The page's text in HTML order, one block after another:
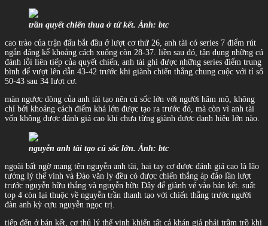
trần quyết chiến thua ở tứ kết. Ảnh: btc
cao trào của trận đấu bắt đầu ở lượt cơ thứ 26, anh tài có series 7 điểm rút
ngắn đáng kể khoảng cách xuống còn 28-37. liền sau đó, tận dụng những cú
đánh lỗi liên tiếp của quyết chiến, anh tài ghi được những series điểm trung
bình để vượt lên dẫn 43-42 trước khi giành chiến thắng chung cuộc với tỉ số
50-43 sau 34 lượt cơ.
màn ngược dòng của anh tài tạo nên cú sốc lớn với người hâm mộ, không
chỉ bởi khoảng cách điểm khá lớn được tạo ra trước đó, mà còn vì anh tài
vốn không được đánh giá cao khi chưa từng giành được danh hiệu lớn nào.
nguyễn anh tài tạo cú sốc lớn. Ảnh: btc
ngoài bất ngờ mang tên nguyễn anh tài, hai tay cơ được đánh giá cao là lão
tướng lý thế vinh và Đào văn ly đều có được chiến thắng áp đảo lần lượt
trước nguyễn hữu thắng và nguyễn hữu Đây để giành vé vào bán kết. suất
top 4 còn lại thuộc về nguyễn trần thanh tạo với chiến thắng trước người
đàn anh kỳ cựu nguyễn ngọc trị.
tiếp đến ở bán kết, cơ thủ lý thế vinh khiến tất cả khán giả phải trầm trồ khi